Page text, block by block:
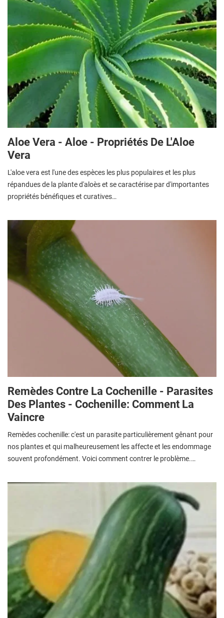
Aloe Vera - Aloe - Propriétés De L'Aloe
Vera
L'aloe vera est l'une des espèces les plus populaires et les plus
répandues de la plante d'aloès et se caractérise par d'importantes
propriétés bénéfiques et curatives…
Remèdes Contre La Cochenille - Parasites
Des Plantes - Cochenille: Comment La
Vaincre
Remèdes cochenille: c'est un parasite particulièrement gênant pour
nos plantes et qui malheureusement les affecte et les endommage
souvent profondément. Voici comment contrer le problème.…